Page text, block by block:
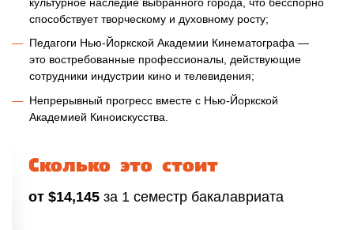
культурное наследие выбранного города, что бесспорно
способствует творческому и духовному росту;
Педагоги Нью-Йоркской Академии Кинематографа —
это востребованные профессионалы, действующие
сотрудники индустрии кино и телевидения;
Непрерывный прогресс вместе с Нью-Йоркской
Академией Киноискусства.
Сколько это стоит
от $14,145за 1 семестр бакалавриата